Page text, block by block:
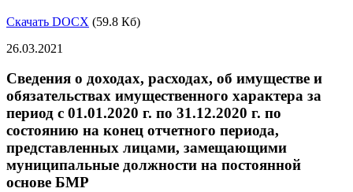
Скачать DOCX (59.8 Кб)
26.03.2021
Сведения о доходах, расходах, об имуществе и
обязательствах имущественного характера за
период с 01.01.2020 г. по 31.12.2020 г. по
состоянию на конец отчетного периода,
представленных лицами, замещающими
муниципальные должности на постоянной
основе БМР